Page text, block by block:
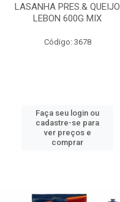
LASANHA PRES.& QUEIJO
LEBON 600G MIX
Código: 3678
Faça seu login ou
cadastre-se para
ver preços e
comprar